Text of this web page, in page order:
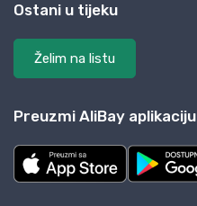
Ostani u tijeku
Želim na listu
Preuzmi AliBay aplikaciju